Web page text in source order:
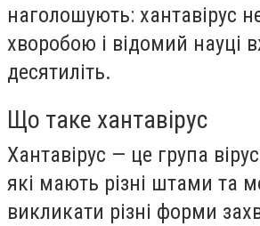
наголошують: хантавірус
хворобою і відомий науці
десятиліть.
Що таке хантавірус
Хантавірус — це група
які мають різні штами та
викликати різні форми